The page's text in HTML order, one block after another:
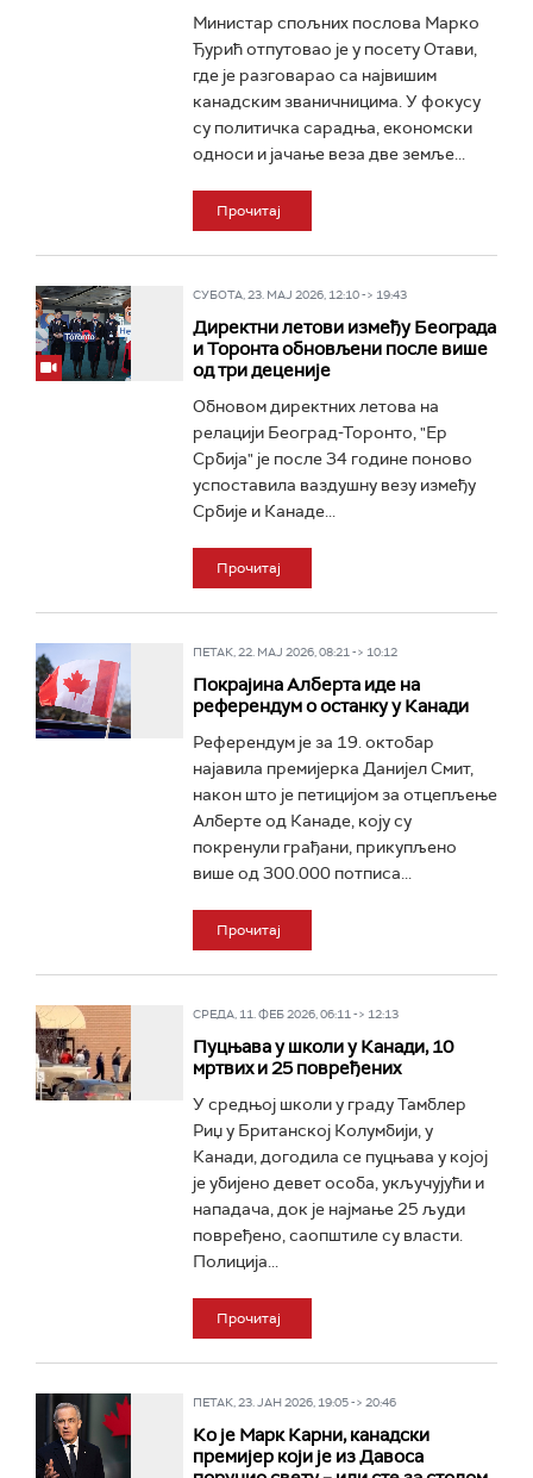
Министар спољних послова Марко
Ђурић отпутовао је у посету Отави,
где је разговарао са највишим
канадским званичницима. У фокусу
су политичка сарадња, економски
односи и јачање веза две земље...
Прочитај
СУБОТА, 23. МАЈ 2026, 12:10 -> 19:43
Директни летови између Београда
и Торонта обновљени после више
од три деценије
Обновом директних летова на
релацији Београд-Торонто, "Ер
Србија" је после 34 године поново
успоставила ваздушну везу између
Србије и Канаде...
Прочитај
ПЕТАК, 22. МАЈ 2026, 08:21 -> 10:12
Покрајина Алберта иде на
референдум о останку у Канади
Референдум је за 19. октобар
најавила премијерка Данијел Смит,
након што је петицијом за отцепљење
Алберте од Канаде, коју су
покренули грађани, прикупљено
више од 300.000 потписа...
Прочитај
СРЕДА, 11. ФЕБ 2026, 06:11 -> 12:13
Пуцњава у школи у Канади, 10
мртвих и 25 повређених
У средњој школи у граду Тамблер
Риџ у Британској Колумбији, у
Канади, догодила се пуцњава у којој
је убијено девет особа, укључујући и
нападача, док је најмање 25 људи
повређено, саопштиле су власти.
Полиција...
Прочитај
ПЕТАК, 23. ЈАН 2026, 19:05 -> 20:46
Ко је Марк Карни, канадски
премијер који је из Давоса